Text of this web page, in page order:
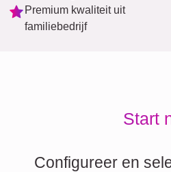
Premium kwaliteit uit
familiebedrijf
Start
Configureer en